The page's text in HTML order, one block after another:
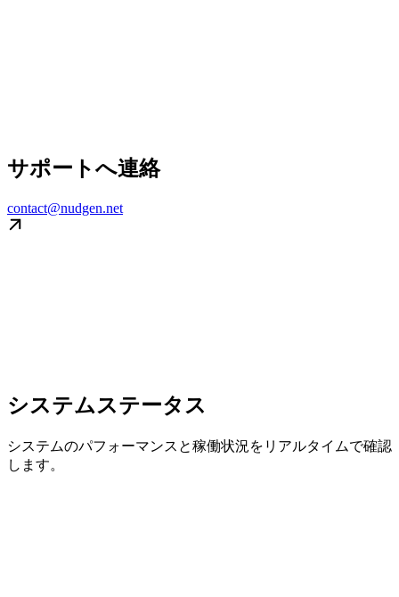
サポートへ連絡
contact@nudgen.net
システムステータス
システムのパフォーマンスと稼働状況をリアルタイムで確認
します。